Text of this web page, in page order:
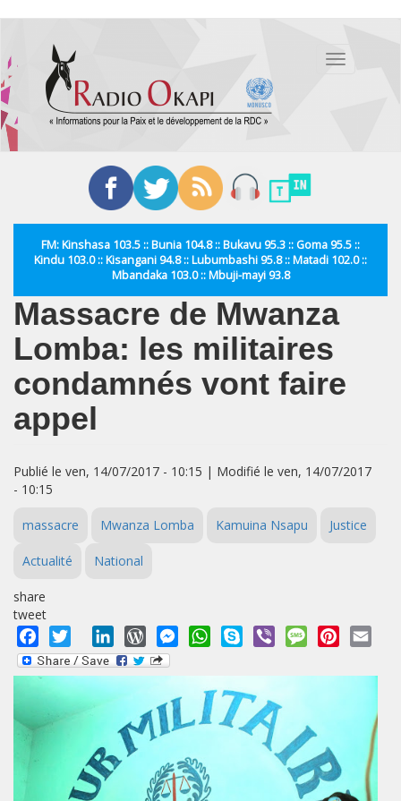
contenu
principal
Toggle
FM: Kinshasa 103.5 :: Bunia 104.8 :: Bukavu 95.3 :: Goma 95.5 ::
Kindu 103.0 :: Kisangani 94.8 :: Lubumbashi 95.8 :: Matadi 102.0 ::
Mbandaka 103.0 :: Mbuji-mayi 93.8
Massacre de Mwanza
Lomba: les militaires
condamnés vont faire
appel
Publié le ven, 14/07/2017 - 10:15 | Modifié le ven, 14/07/2017
- 10:15
massacre Mwanza Lomba Kamuina Nsapu Justice
Actualité National
share
tweet
Facebook
Twitter LinkedInWordPressMessengerWhatsApp
Skype Viber MessagePinterest